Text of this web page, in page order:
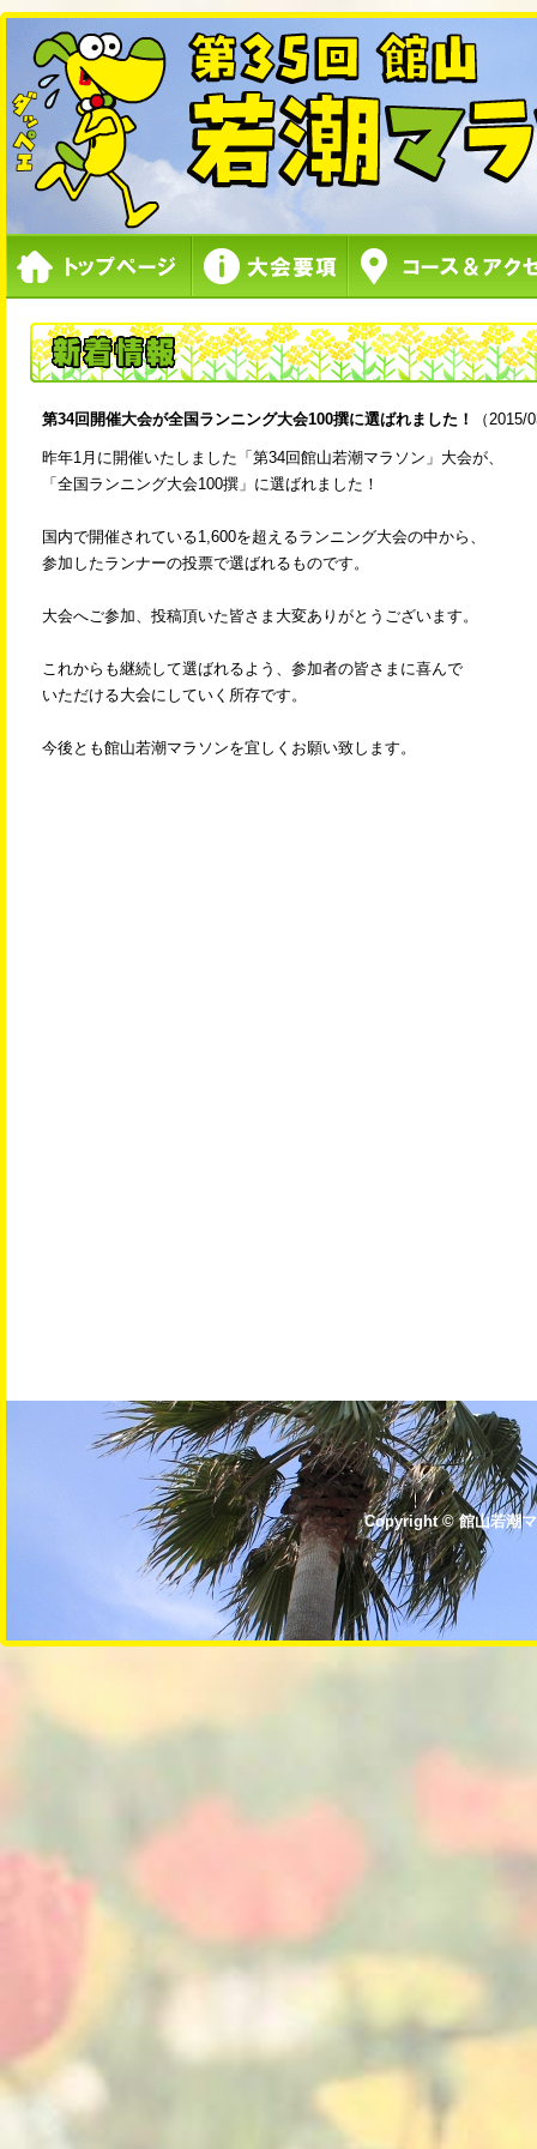
第34回開催大会が全国ランニング大会100撰に選ばれました！ （2015/
昨年1月に開催いたしました「第34回館山若潮マラソン」大会が、
「全国ランニング大会100撰」に選ばれました！
国内で開催されている1,600を超えるランニング大会の中から、
参加したランナーの投票で選ばれるものです。
大会へご参加、投稿頂いた皆さま大変ありがとうございます。
これからも継続して選ばれるよう、参加者の皆さまに喜んで
いただける大会にしていく所存です。
今後とも館山若潮マラソンを宜しくお願い致します。
Copyright © 館山若潮